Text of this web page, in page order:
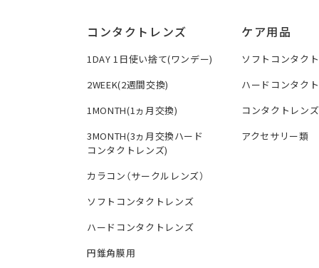
コンタクトレンズ
1DAY 1日使い捨て(ワンデー)
2WEEK(2週間交換)
1MONTH(1ヵ月交換)
3MONTH(3ヵ月交換ハード
コンタクトレンズ)
カラコン（サークルレンズ）
ソフトコンタクトレンズ
ハードコンタクトレンズ
円錐角膜用
ケア用品
ソフトコンタク
ハードコンタク
コンタクトレン
アクセサリー類